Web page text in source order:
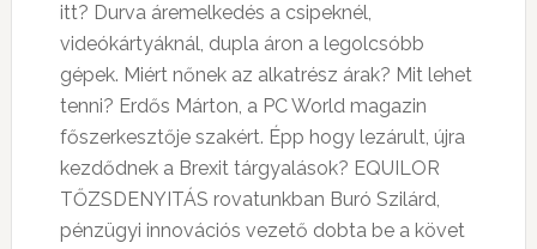
itt? Durva áremelkedés a csipeknél,
videókártyáknál, dupla áron a legolcsóbb
gépek. Miért nőnek az alkatrész árak? Mit lehet
tenni? Erdős Márton, a PC World magazin
főszerkesztője szakért. Épp hogy lezárult, újra
kezdődnek a Brexit tárgyalások? EQUILOR
TŐZSDENYITÁS rovatunkban Buró Szilárd,
pénzügyi innovációs vezető dobta be a követ